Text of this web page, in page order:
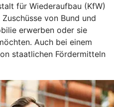
für Wiederaufbau (KfW)
von Bund und
erwerben oder sie
Auch bei einem
staatlichen Fördermitteln